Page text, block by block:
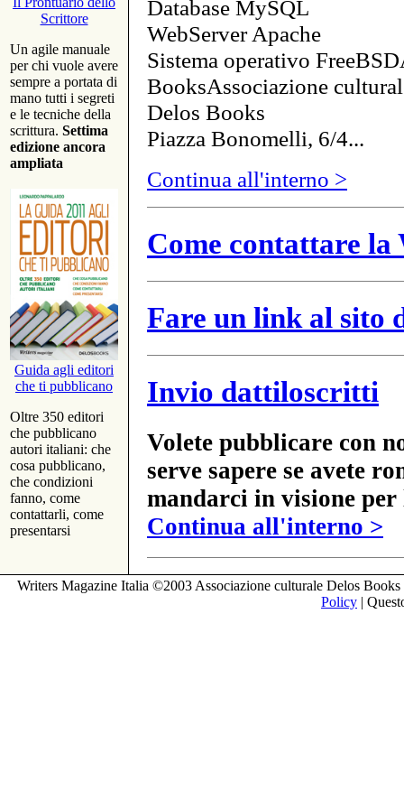
Scrittore
Un agile manuale
per chi vuole avere
sempre a portata di
mano tutti i segreti
e le tecniche della
scrittura. Settima
edizione ancora
ampliata
Guida agli editori
che ti pubblicano
Oltre 350 editori
che pubblicano
autori italiani: che
cosa pubblicano,
che condizioni
fanno, come
contattarli, come
presentarsi
Database MySQL
WebServer Apache
Sistema operativo
BooksAssociazione
Delos Books
Piazza Bonomelli, 6/4...
Continua all'interno >
Come contattare
Fare un link al sito
Invio dattiloscritti
Volete pubblicare con
serve sapere se avete
mandarci in visione
Continua all'interno >
Writers Magazine Italia ©2003 Associazione culturale Delos
Policy |